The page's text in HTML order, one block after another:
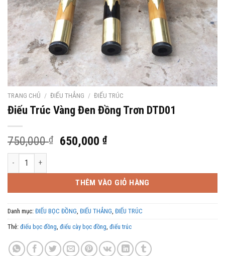
TRANG CHỦ / ĐIẾU THẲNG / ĐIẾU TRÚC
Điếu Trúc Vàng Đen Đồng Trơn DTD01
750,000₫
Giá
750,000 ₫.
650,000₫Giá
là:
650,000 ₫.
Điếu Trúc Vàng Đen Đồng Trơn DTD01 số lượng
THÊM VÀO GIỎ HÀNG
Danh mục: ĐIẾU BỌC ĐỒNG ĐIẾU THẲNG ĐIẾU TRÚC
Thẻ: điếu bọc đồng điếu cày bọc đồng điếu trúc